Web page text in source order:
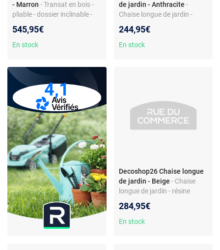
- Marron - Transat en bois -
pliable - dossier inclinable -
lavable
545,95€
En stock
de jardin - Anthracite -
Chaise longue de jardin -
inclinable - coussin -
imperméable
244,95€
En stock
4,1
Decoshop26 Chaise longue
de jardin - Beige - Chaise
longue de jardin - résine
étanche
284,95€
En stock